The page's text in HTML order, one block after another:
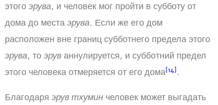
этого эрува, и человек мог пройти в субботу от
дома до места эрува. Если же его дом
расположен вне границ субботнего предела этого
эрува, то эрув аннулируется, и субботний предел
этого человека отмеряется от его дома[14].
Благодаря эрув тхумин человек может выгадать